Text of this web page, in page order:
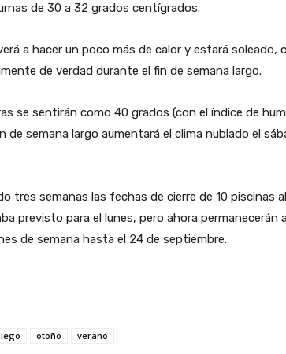
de 30 a 32 grados centígrados.
a hacer un poco más de calor y estará soleado,
de verdad durante el fin de semana largo.
se sentirán como 40 grados (con el índice de
de semana largo aumentará el clima nublado el
tres semanas las fechas de cierre de 10 piscinas
previsto para el lunes, pero ahora permanecerán
de semana hasta el 24 de septiembre.
otoño verano